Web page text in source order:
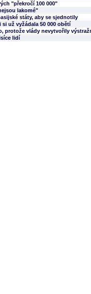
"překročí 100 000"
lakomé"
státy, aby se sjednotily
už vyžádala 50 000 obětí
protože vlády nevytvořily
lidí